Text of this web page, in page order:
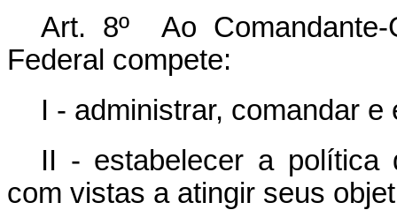
Art. 8º Ao
Federal compete:
I - administrar, comandar
II - estabelecer a política
com vistas a atingir seus